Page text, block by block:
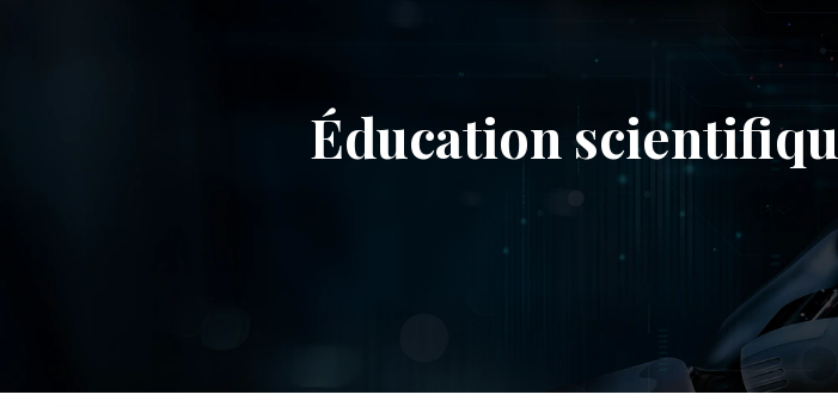
Éducation